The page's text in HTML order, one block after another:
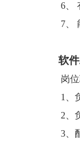
6、 有
7、 能
软
岗位
1、负
2、负
3、配